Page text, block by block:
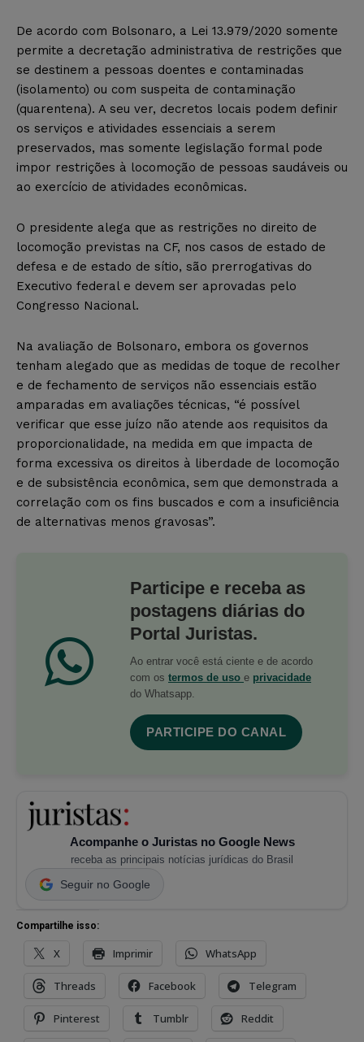
De acordo com Bolsonaro, a Lei 13.979/2020 somente
permite a decretação administrativa de restrições que
se destinem a pessoas doentes e contaminadas
(isolamento) ou com suspeita de contaminação
(quarentena). A seu ver, decretos locais podem definir
os serviços e atividades essenciais a serem
preservados, mas somente legislação formal pode
impor restrições à locomoção de pessoas saudáveis ou
ao exercício de atividades econômicas.
O presidente alega que as restrições no direito de
locomoção previstas na CF, nos casos de estado de
defesa e de estado de sítio, são prerrogativas do
Executivo federal e devem ser aprovadas pelo
Congresso Nacional.
Na avaliação de Bolsonaro, embora os governos
tenham alegado que as medidas de toque de recolher
e de fechamento de serviços não essenciais estão
amparadas em avaliações técnicas, “é possível
verificar que esse juízo não atende aos requisitos da
proporcionalidade, na medida em que impacta de
forma excessiva os direitos à liberdade de locomoção
e de subsistência econômica, sem que demonstrada a
correlação com os fins buscados e com a insuficiência
de alternativas menos gravosas”.
Participe e receba as
postagens diárias do
Portal Juristas.
Ao entrar você está ciente e de acordo
com os termos de uso e privacidade
do Whatsapp.
PARTICIPE DO CANAL
Acompanhe o Juristas no Google News
receba as principais notícias jurídicas do Brasil
Seguir no Google
Compartilhe isso:
X Imprimir WhatsApp
Threads Facebook Telegram
Pinterest Tumblr Reddit